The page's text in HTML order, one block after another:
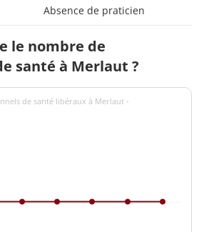
Absence de praticien
le nombre de
santé à Merlaut ?
de santé libéraux à Merlaut -